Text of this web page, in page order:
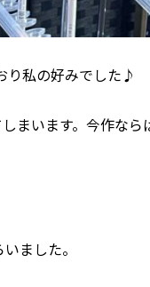
り私の好みでした♪
まいます。今作な
ました。